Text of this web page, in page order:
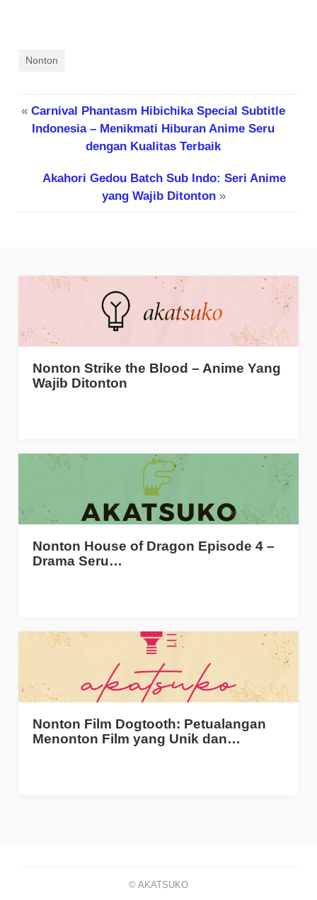
Nonton
« Carnival Phantasm Hibichika Special Subtitle
Indonesia – Menikmati Hiburan Anime Seru
dengan Kualitas Terbaik
Akahori Gedou Batch Sub Indo: Seri Anime
yang Wajib Ditonton »
Nonton Strike the Blood – Anime Yang
Wajib Ditonton
Nonton House of Dragon Episode 4 –
Drama Seru…
Nonton Film Dogtooth: Petualangan
Menonton Film yang Unik dan…
© AKATSUKO